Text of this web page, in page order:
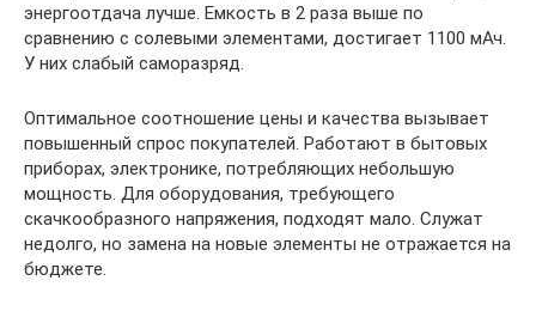
энергоотдача лучше. Емкость в 2 раза выше по
сравнению с солевыми элементами, достигает 1100 мАч.
У них слабый саморазряд.
Оптимальное соотношение цены и качества вызывает
повышенный спрос покупателей. Работают в бытовых
приборах, электронике, потребляющих небольшую
мощность. Для оборудования, требующего
скачкообразного напряжения, подходят мало. Служат
недолго, но замена на новые элементы не отражается на
бюджете.